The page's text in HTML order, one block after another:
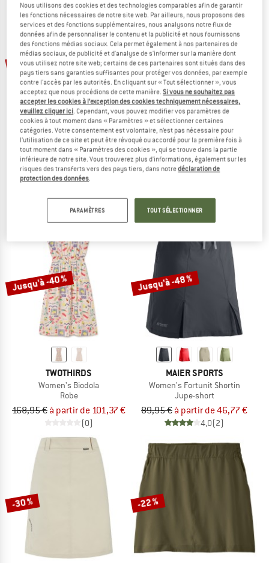
JUSQU'À -50 %
VERS LES PROMOS
-35 %
BILLABONG
Women's Jet Set
Robe
(2)
-35 %
PROTEST
Women's PRTNadia
Robe
Jusqu'à -40 %
TWOTHIRDS
Women's Biodola
Robe
168,95 € à partir de 101,37 €
(0)
Jusqu'à -48 %
MAIER SPORTS
Women's Fortunit Shortin
Jupe-short
89,95 € à partir de 46,77 €
4,0(2)
-30 % -22 %
Nous utilisons des cookies et des technologies comparables afin de garantir
les fonctions nécessaires de notre site web. Par ailleurs, nous proposons des
services et des fonctions supplémentaires, nous analysons notre flux de
données afin de personnaliser le contenu et la publicité et nous fournissons
des fonctions médias sociaux. Cela permet également à nos partenaires de
médias sociaux, de publicité et d'analyse de s'informer sur la manière dont
vous utilisez notre site web; certains de ces partenaires sont situés dans des
pays tiers sans garanties suffisantes pour protéger vos données, par exemple
contre l'accès par les autorités. En cliquant sur « Tout sélectionner », vous
acceptez que nous procédions de cette manière.Si vous ne souhaitez pas
accepter les cookies à l’exception des cookies techniquement nécessaires,
veuillez cliquer ici. Cependant, vous pouvez modifier vos paramètres de
cookies à tout moment dans « Paramètres » et sélectionner certaines
catégories. Votre consentement est volontaire, n’est pas nécessaire pour
l’utilisation de ce site et peut être révoqué ou accordé pour la première fois à
tout moment dans « Paramètres des cookies », qui se trouve dans la partie
inférieure de notre site. Vous trouverez plus d'informations, également sur les
risques des transferts vers des pays tiers, dans notredéclaration de
protection des données.
PARAMÈTRES TOUT SÉLECTIONNER